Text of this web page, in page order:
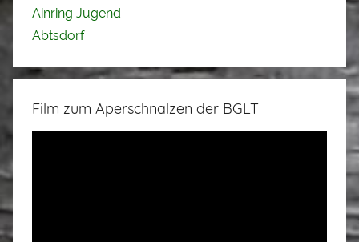
Ainring Jugend
Abtsdorf
Film zum Aperschnalzen der BGLT